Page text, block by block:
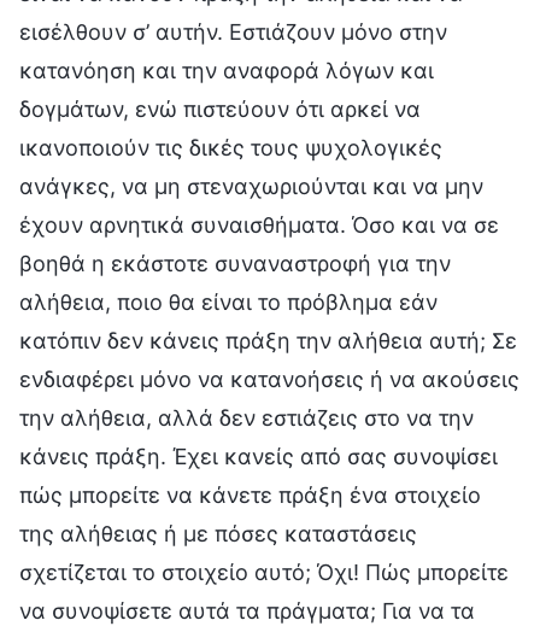
εισέλθουν σ’ αυτήν. Εστιάζουν μόνο στην
κατανόηση και την αναφορά λόγων και
δογμάτων, ενώ πιστεύουν ότι αρκεί να
ικανοποιούν τις δικές τους ψυχολογικές
ανάγκες, να μη στεναχωριούνται και να μην
έχουν αρνητικά συναισθήματα. Όσο και να σε
βοηθά η εκάστοτε συναναστροφή για την
αλήθεια, ποιο θα είναι το πρόβλημα εάν
κατόπιν δεν κάνεις πράξη την αλήθεια αυτή; Σε
ενδιαφέρει μόνο να κατανοήσεις ή να ακούσεις
την αλήθεια, αλλά δεν εστιάζεις στο να την
κάνεις πράξη. Έχει κανείς από σας συνοψίσει
πώς μπορείτε να κάνετε πράξη ένα στοιχείο
της αλήθειας ή με πόσες καταστάσεις
σχετίζεται το στοιχείο αυτό; Όχι! Πώς μπορείτε
να συνοψίσετε αυτά τα πράγματα; Για να τα